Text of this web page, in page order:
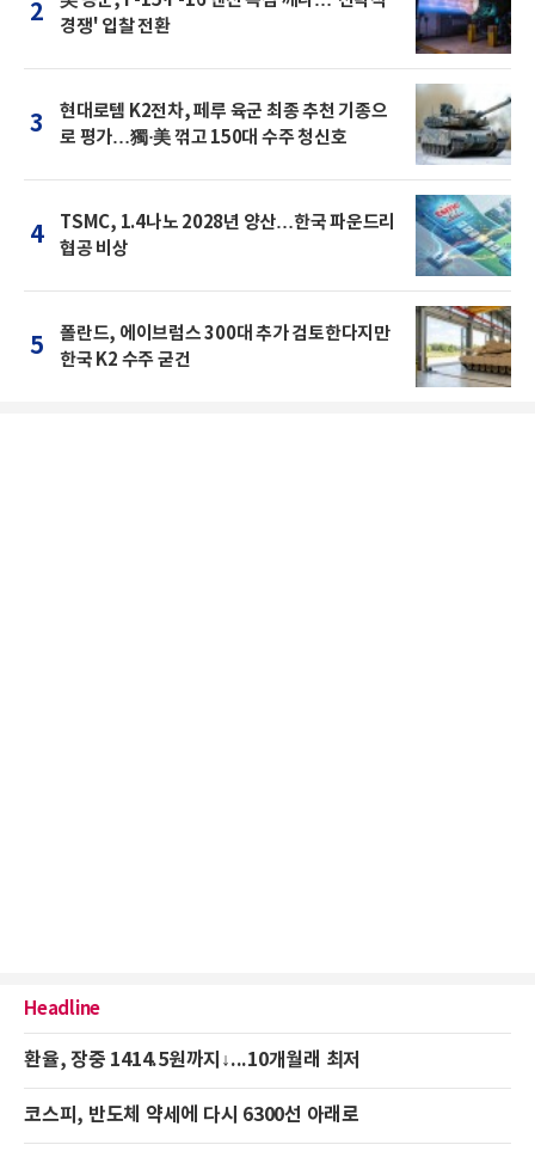
2
경쟁' 입찰 전환
3
현대로템 K2전차, 페루 육군 최종 추천 기종으
로 평가…獨·美 꺾고 150대 수주 청신호
4
TSMC, 1.4나노 2028년 양산…한국 파운드리
협공 비상
5
폴란드, 에이브럼스 300대 추가 검토한다지만
한국 K2 수주 굳건
Headline
환율, 장중 1414.5원까지↓...10개월래 최저
코스피, 반도체 약세에 다시 6300선 아래로